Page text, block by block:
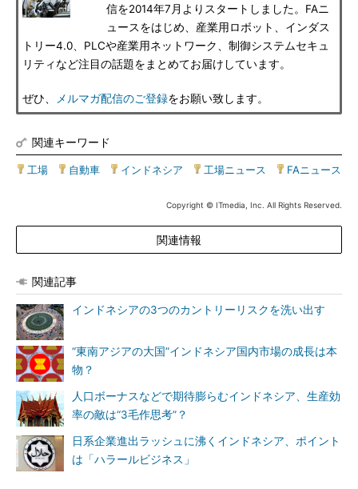
信を2014年7月よりスタートしました。FAニ
ュースをはじめ、産業用ロボット、インダス
トリー4.0、PLCや産業用ネットワーク、制御システムセキュ
リティなど注目の話題をまとめてお届けしています。
ぜひ、 メルマガ配信のご登録をお願い致します。
関連キーワード
工場 自動車 インドネシア 工場ニュース FAニュース
Copyright © ITmedia, Inc. All Rights Reserved.
関連情報
関連記事
インドネシアの3つのカントリーリスクを洗い出す
“東南アジアの大国”インドネシア国内市場の成長は本
物？
人口ボーナスなどで期待膨らむインドネシア、生産効
率の敵は“3毛作思考”？
日系企業進出ラッシュに沸くインドネシア、ポイント
は「ハラールビジネス」